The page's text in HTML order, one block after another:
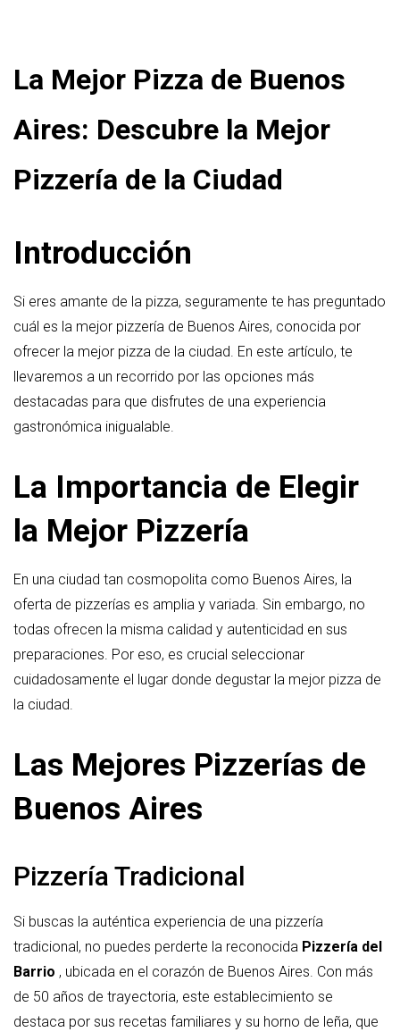
La Mejor Pizza de Buenos
Aires: Descubre la Mejor
Pizzería de la Ciudad
Introducción
Si eres amante de la pizza, seguramente te has preguntado
cuál es la mejor pizzería de Buenos Aires, conocida por
ofrecer la mejor pizza de la ciudad. En este artículo, te
llevaremos a un recorrido por las opciones más
destacadas para que disfrutes de una experiencia
gastronómica inigualable.
La Importancia de Elegir
la Mejor Pizzería
En una ciudad tan cosmopolita como Buenos Aires, la
oferta de pizzerías es amplia y variada. Sin embargo, no
todas ofrecen la misma calidad y autenticidad en sus
preparaciones. Por eso, es crucial seleccionar
cuidadosamente el lugar donde degustar la mejor pizza de
la ciudad.
Las Mejores Pizzerías de
Buenos Aires
Pizzería Tradicional
Si buscas la auténtica experiencia de una pizzería
tradicional, no puedes perderte la reconocida Pizzería del
Barrio , ubicada en el corazón de Buenos Aires. Con más
de 50 años de trayectoria, este establecimiento se
destaca por sus recetas familiares y su horno de leña, que